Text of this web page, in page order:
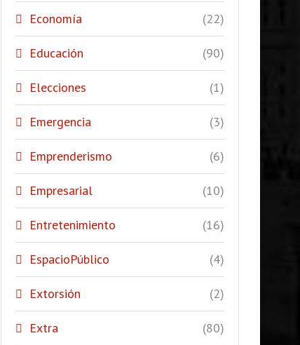
Economía (22)
Educación (90)
Elecciones (1)
Emergencia (3)
Emprenderismo (6)
Empresarial (10)
Entretenimiento (16)
EspacioPúblico (4)
Extorsión (2)
Extra (80)